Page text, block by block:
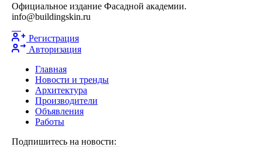
Официальное издание Фасадной академии.
info@buildingskin.ru
Регистрация
Авторизация
Главная
Новости и тренды
Архитектура
Производители
Объявления
Работы
Подпишитесь на новости: